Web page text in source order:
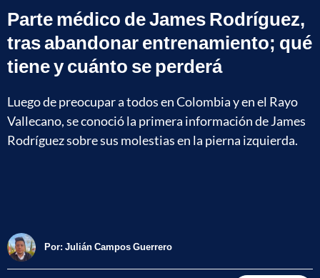
Parte médico de James Rodríguez,
tras abandonar entrenamiento; qué
tiene y cuánto se perderá
Luego de preocupar a todos en Colombia y en el Rayo
Vallecano, se conoció la primera información de James
Rodríguez sobre sus molestias en la pierna izquierda.
Por: Julián Campos Guerrero